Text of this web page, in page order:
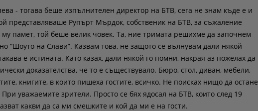
- тогава беше изпълнителен директор на БТВ, сега не знам къде е и
представляваше Рупърт Мърдок, собственик на БТВ, за съжаление
памет, той беше велик човек. Та, ние тримата решихме да започнем
“Шоуто на Слави”. Казвам това, не защото се вълнувам дали някой
е истината. Като казах, дали някой го помни, накрая аз пожелах да
доказателства, че то е съществувало. Бюро, стол, диван, мебели,
книгите, в които пишеха гостите, всичко. Не поисках нищо да остане
уважаемите зрители. Просто се бях ядосал на БТВ, които след 19
какви да са ми смешките и кой да ми е на гости.